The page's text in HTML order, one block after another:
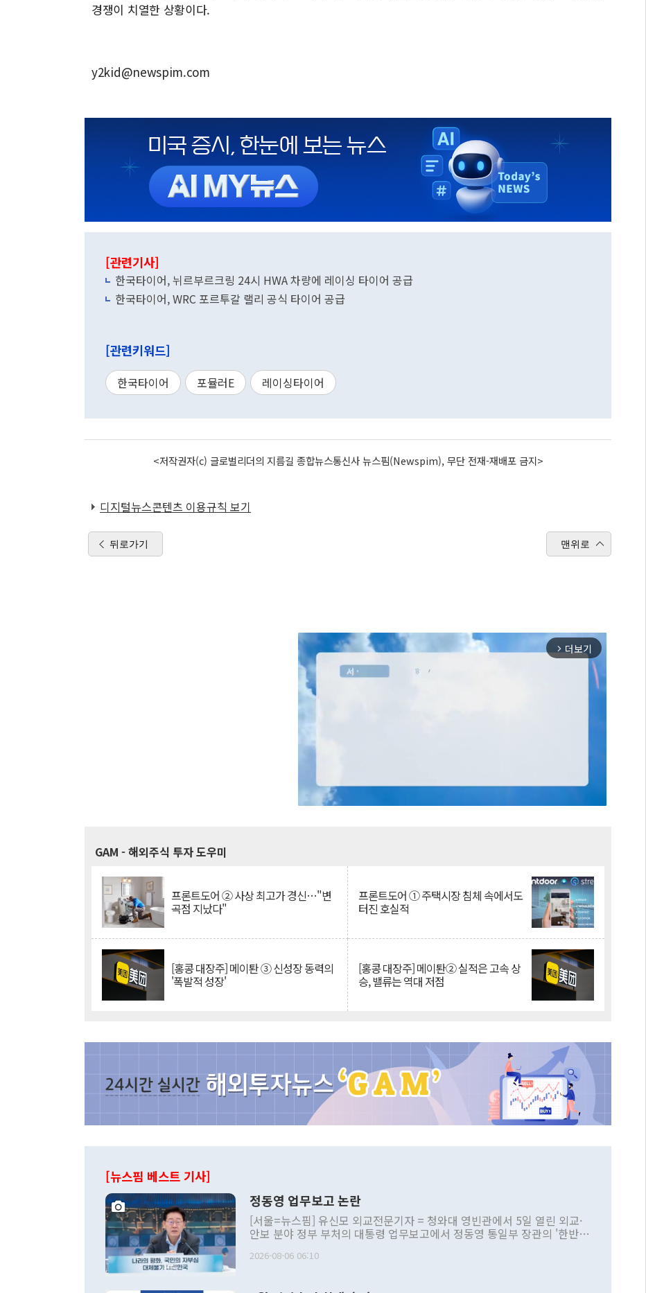
경쟁이 치열한 상황이다.
y2kid@newspim.com
[관련기사]
한국타이어, 뉘르부르크링 24시 HWA 차량에 레이싱 타이어 공급
한국타이어, WRC 포르투갈 랠리 공식 타이어 공급
[관련키워드]
한국타이어 포뮬러E 레이싱타이어
<저작권자(c) 글로벌리더의 지름길 종합뉴스통신사 뉴스핌(Newspim), 무단 전재-재배포 금지>
디지털뉴스콘텐츠 이용규칙 보기
뒤로가기 맨위로
arrow_forward_ios 더보기
GAM - 해외주식 투자 도우미
프론트도어 ② 사상 최고가 경신…"변
곡점 지났다"
프론트도어 ① 주택시장 침체 속에서도
터진 호실적
[홍콩 대장주] 메이퇀 ③ 신성장 동력의
'폭발적 성장'
[홍콩 대장주] 메이퇀② 실적은 고속 상
승, 밸류는 역대 저점
[뉴스핌 베스트 기사]
정동영 업무보고 논란
[서울=뉴스핌] 유신모 외교전문기자 = 청와대 영빈관에서 5일 열린 외교·
안보 분야 정부 부처의 대통령 업무보고에서 정동영 통일부 장관의 '한반도
발언 중에는 정부 내 조율을 거치지 않은 사안을 정책으로 추진하겠다고 공
2026-08-06 06:10